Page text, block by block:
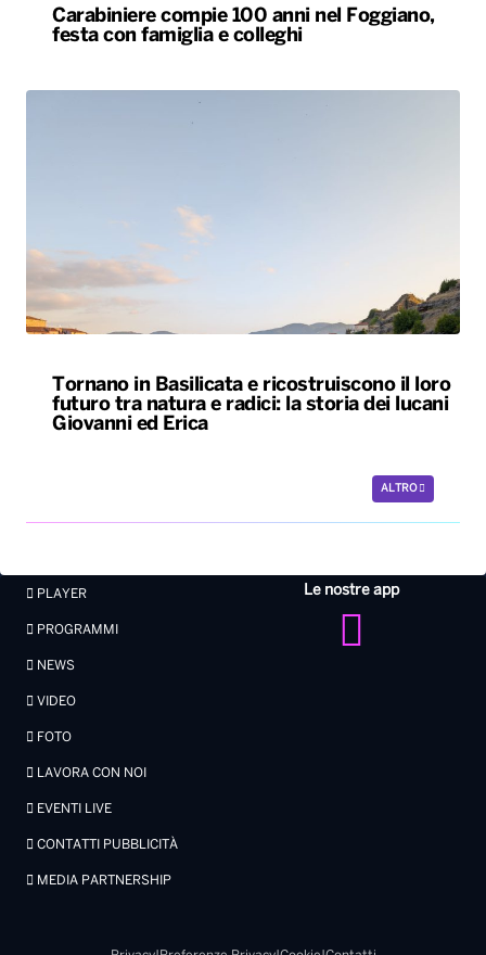
Carabiniere compie 100 anni nel Foggiano,
festa con famiglia e colleghi
Tornano in Basilicata e ricostruiscono il loro
futuro tra natura e radici: la storia dei lucani
Giovanni ed Erica
ALTRO
Le nostre app
PLAYER
PROGRAMMI
NEWS
VIDEO
FOTO
LAVORA CON NOI
EVENTI LIVE
CONTATTI PUBBLICITÀ
MEDIA PARTNERSHIP